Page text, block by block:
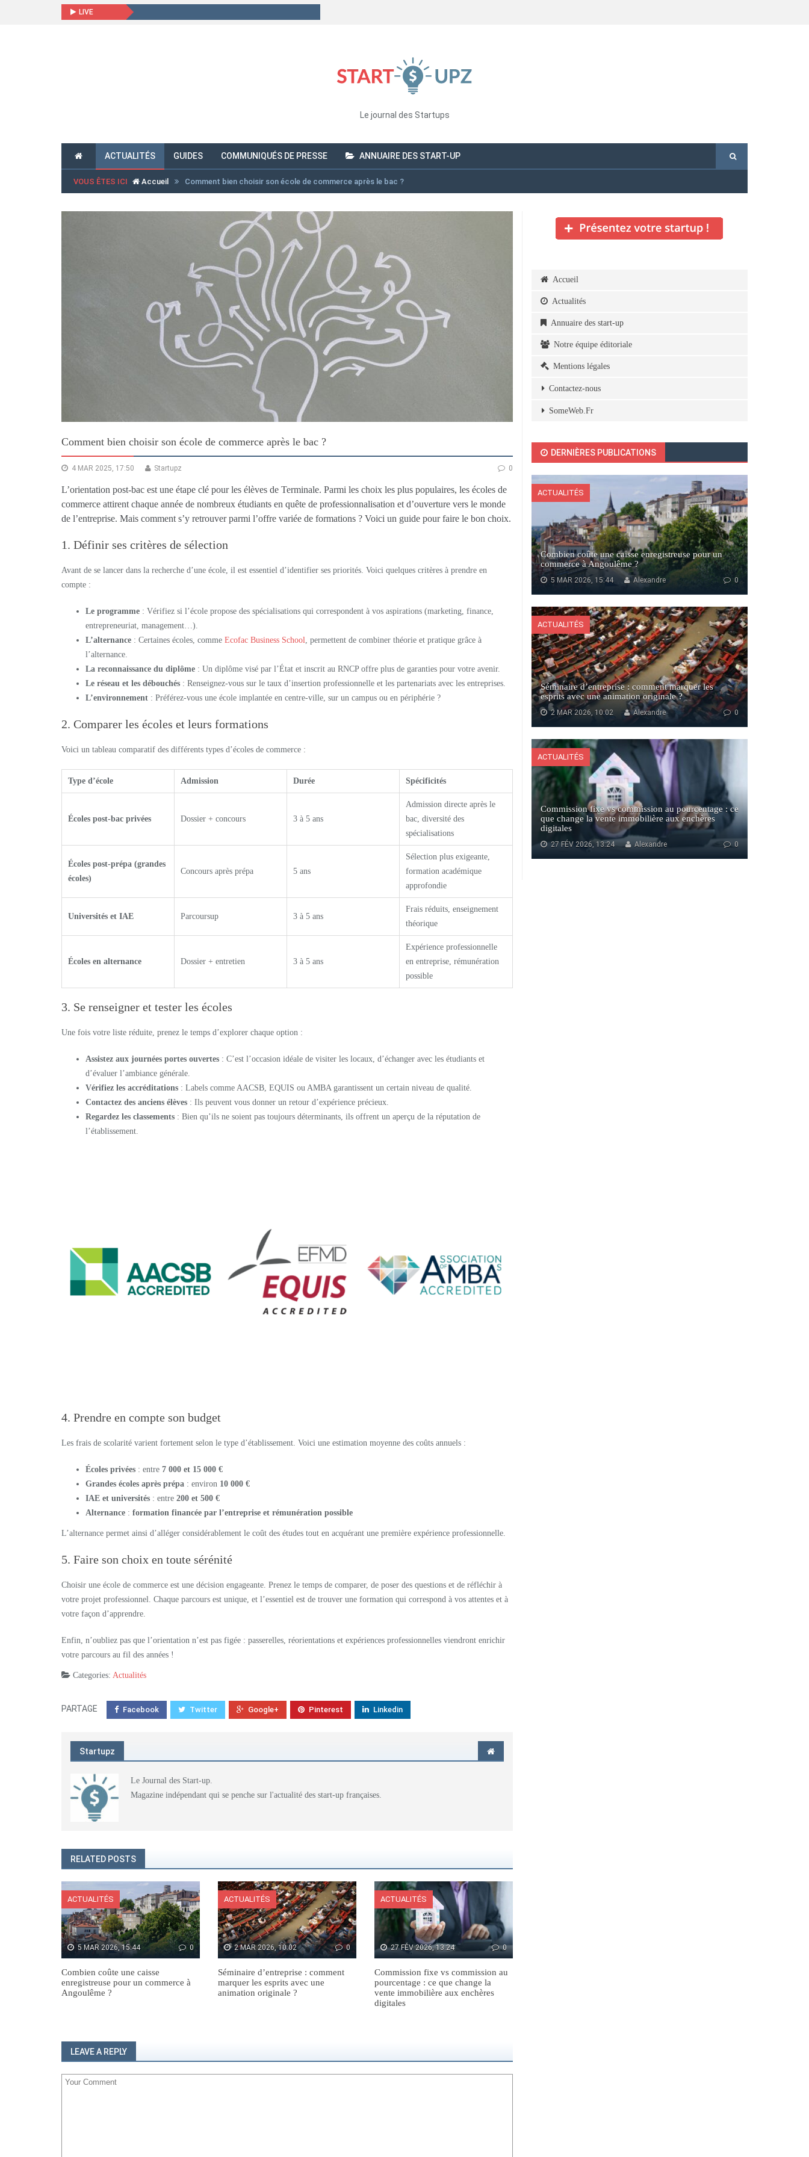
LIVE
Le journal des Startups
ACTUALITÉS GUIDES COMMUNIQUÉS DE PRESSE ANNUAIRE DES START-UP
VOUS ÊTES ICI Accueil Comment bien choisir son école de commerce après le bac ?
Comment bien choisir son école de commerce après le bac ?
4 MAR 2025, 17:50 0
Startupz
L’orientation post-bac est une étape clé pour les élèves de Terminale. Parmi les choix les plus populaires, les écoles de
commerce attirent chaque année de nombreux étudiants en quête de professionnalisation et d’ouverture vers le monde
de l’entreprise. Mais comment s’y retrouver parmi l’offre variée de formations ? Voici un guide pour faire le bon choix.
1. Définir ses critères de sélection
Avant de se lancer dans la recherche d’une école, il est essentiel d’identifier ses priorités. Voici quelques critères à prendre en
compte :
Le programme : Vérifiez si l’école propose des spécialisations qui correspondent à vos aspirations (marketing, finance,
entrepreneuriat, management…).
L’alternance : Certaines écoles, comme Ecofac Business School, permettent de combiner théorie et pratique grâce à
l’alternance.
La reconnaissance du diplôme : Un diplôme visé par l’État et inscrit au RNCP offre plus de garanties pour votre avenir.
Le réseau et les débouchés : Renseignez-vous sur le taux d’insertion professionnelle et les partenariats avec les entreprises.
L’environnement : Préférez-vous une école implantée en centre-ville, sur un campus ou en périphérie ?
2. Comparer les écoles et leurs formations
Voici un tableau comparatif des différents types d’écoles de commerce :
Type d’école Admission Durée Spécificités
Écoles post-bac privées Dossier + concours 3 à 5 ans
Admission directe après le
bac, diversité des
spécialisations
Écoles post-prépa (grandes
écoles)
Concours après prépa 5 ans
Sélection plus exigeante,
formation académique
approfondie
Universités et IAE Parcoursup 3 à 5 ans
Frais réduits, enseignement
théorique
Écoles en alternance Dossier + entretien 3 à 5 ans
Expérience professionnelle
en entreprise, rémunération
possible
3. Se renseigner et tester les écoles
Une fois votre liste réduite, prenez le temps d’explorer chaque option :
Assistez aux journées portes ouvertes : C’est l’occasion idéale de visiter les locaux, d’échanger avec les étudiants et
d’évaluer l’ambiance générale.
Vérifiez les accréditations : Labels comme AACSB, EQUIS ou AMBA garantissent un certain niveau de qualité.
Contactez des anciens élèves : Ils peuvent vous donner un retour d’expérience précieux.
Regardez les classements : Bien qu’ils ne soient pas toujours déterminants, ils offrent un aperçu de la réputation de
l’établissement.
4. Prendre en compte son budget
Les frais de scolarité varient fortement selon le type d’établissement. Voici une estimation moyenne des coûts annuels :
Écoles privées : entre 7 000 et 15 000 €
Grandes écoles après prépa : environ 10 000 €
IAE et universités : entre 200 et 500 €
Alternance : formation financée par l’entreprise et rémunération possible
L’alternance permet ainsi d’alléger considérablement le coût des études tout en acquérant une première expérience professionnelle.
5. Faire son choix en toute sérénité
Choisir une école de commerce est une décision engageante. Prenez le temps de comparer, de poser des questions et de réfléchir à
votre projet professionnel. Chaque parcours est unique, et l’essentiel est de trouver une formation qui correspond à vos attentes et à
votre façon d’apprendre.
Enfin, n’oubliez pas que l’orientation n’est pas figée : passerelles, réorientations et expériences professionnelles viendront enrichir
votre parcours au fil des années !
Categories: Actualités
PARTAGE Facebook Twitter Google+ Pinterest Linkedin
Startupz
Le Journal des Start-up.
Magazine indépendant qui se penche sur l'actualité des start-up françaises.
RELATED POSTS
ACTUALITÉS
5 MAR 2026, 15:44 0
Combien coûte une caisse
enregistreuse pour un commerce à
Angoulême ?
ACTUALITÉS
2 MAR 2026, 10:02 0
Séminaire d’entreprise : comment
marquer les esprits avec une
animation originale ?
ACTUALITÉS
27 FÉV 2026, 13:24 0
Commission fixe vs commission au
pourcentage : ce que change la
vente immobilière aux enchères
digitales
LEAVE A REPLY
Accueil
Actualités
Annuaire des start-up
Notre équipe éditoriale
Mentions légales
Contactez-nous
SomeWeb.Fr
DERNIÈRES PUBLICATIONS
ACTUALITÉS
Combien coûte une caisse enregistreuse pour un
commerce à Angoulême ?
5 MAR 2026, 15:44 0
Alexandre
ACTUALITÉS
Séminaire d’entreprise : comment marquer les
esprits avec une animation originale ?
2 MAR 2026, 10:02 0
Alexandre
ACTUALITÉS
Commission fixe vs commission au pourcentage : ce
que change la vente immobilière aux enchères
digitales
27 FÉV 2026, 13:24 0
Alexandre